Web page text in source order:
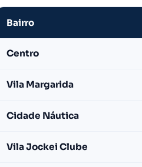
Vicente
bairro
base
Bairro
Centro
Vila Margarida
Cidade Náutica
Vila Jockei Clube